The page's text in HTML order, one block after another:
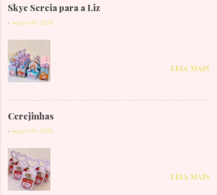
Skye Sereia para a Liz
- março 09, 2026
LEIA MAIS
Cerejinhas
- março 09, 2026
LEIA MAIS